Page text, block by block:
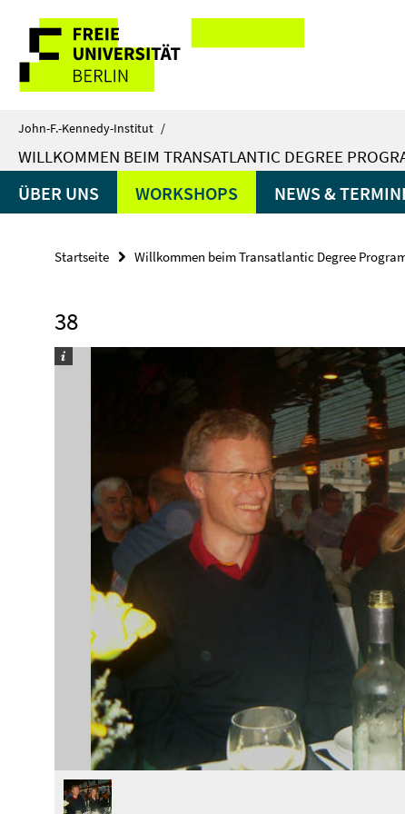
direkt
Inhalt
Service-
Navigation
John-F.-Kennedy-Institut /
WILLKOMMEN BEIM TRANSATLANTIC DEGREE
ÜBER UNS WORKSHOPS NEWS &
Startseite Willkommen beim Transatlantic Degree
38